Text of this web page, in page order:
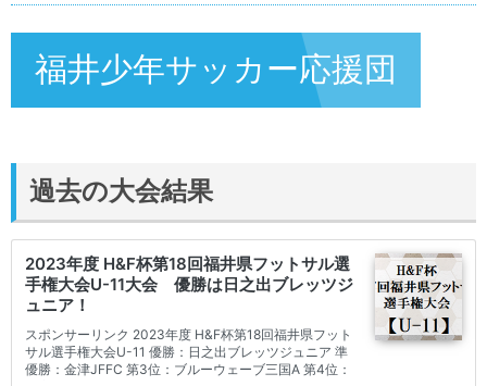
福井少年サッカー応援団
過去の大会結果